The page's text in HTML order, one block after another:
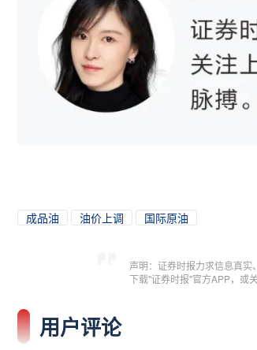
成品油 油价上调 国际原油
声明：证券时报力求信息真
下载"证券时报"官方APP，或
用户评论